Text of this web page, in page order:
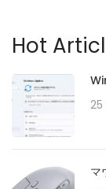
Hot
が
25
マ